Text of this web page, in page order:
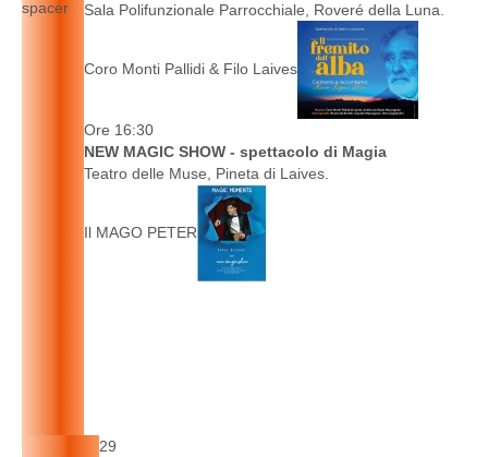
Sala Polifunzionale Parrocchiale, Roveré della Luna.
Coro Monti Pallidi & Filo Laives
Ore 16:30
NEW MAGIC SHOW - spettacolo di Magia
Teatro delle Muse, Pineta di Laives.
Il MAGO PETER
29